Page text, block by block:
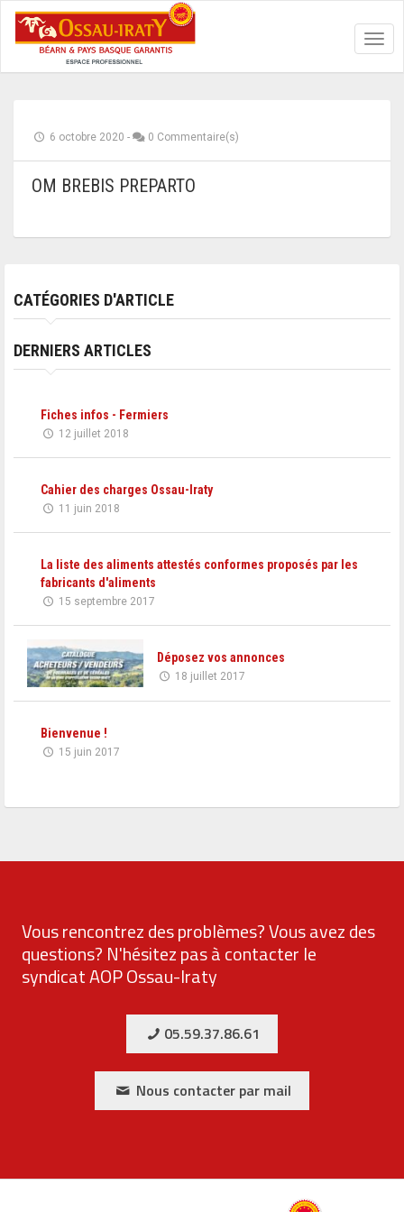
6 octobre 2020 - 0 Commentaire(s)
OM BREBIS PREPARTO
CATÉGORIES D'ARTICLE
DERNIERS ARTICLES
Fiches infos - Fermiers
12 juillet 2018
Cahier des charges Ossau-Iraty
11 juin 2018
La liste des aliments attestés conformes proposés par les
fabricants d'aliments
15 septembre 2017
Déposez vos annonces
18 juillet 2017
Bienvenue !
15 juin 2017
Vous rencontrez des problèmes? Vous avez des
questions? N'hésitez pas à contacter le
syndicat AOP Ossau-Iraty
05.59.37.86.61
Nous contacter par mail